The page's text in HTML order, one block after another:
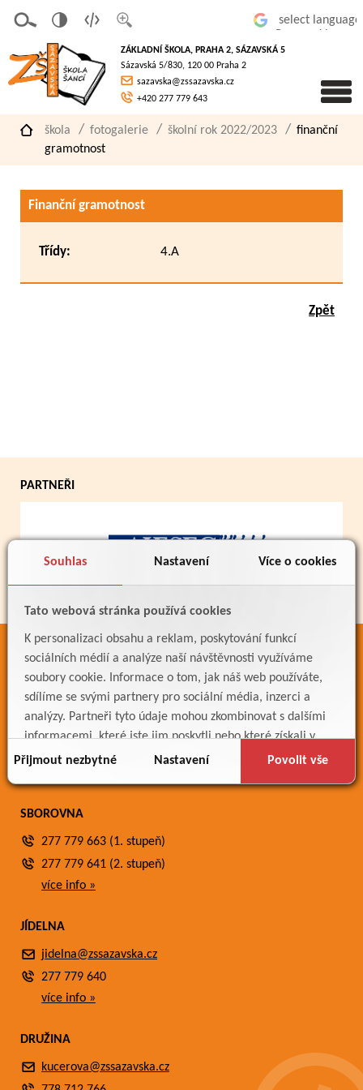
Souhlas Nastavení Více o cookies
Tato webová stránka používá cookies
K personalizaci obsahu a reklam, poskytování funkcí
sociálních médií a analýze naší návštěvnosti využíváme
soubory cookie. Informace o tom, jak náš web používáte,
sdílíme se svými partnery pro sociální média, inzerci a
analýzy. Partneři tyto údaje mohou zkombinovat s dalšími
informacemi, které jste jim poskytli nebo které získali v
důsledku toho, že používáte jejich služby.
Přijmout nezbytné Nastavení Povolit vše
písmo
á
verze
pro
slaboz
raké
ZÁKLADNÍ ŠKOLA, PRAHA 2, SÁZAVSKÁ 5
Sázavská 5/830, 120 00 Praha 2
sazavska@zssazavska.cz
+420 277 779 643
škola fotogalerie školní rok 2022/2023
finanční
gramotnost
Finanční gramotnost
Třídy: 4.A
Zpět
PARTNEŘI
ODKAZY
Bakaláři
Jídelníček
Meteostanice
SBOROVNA
277 779 663 (1. stupeň)
277 779 641 (2. stupeň)
více info »
JÍDELNA
jidelna@zssazavska.cz
277 779 640
více info »
DRUŽINA
kucerova@zssazavska.cz